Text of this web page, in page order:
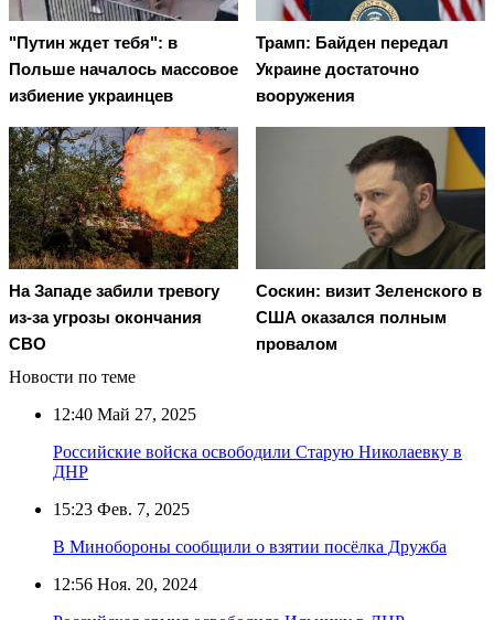
"Путин ждет тебя": в
Польше началось массовое
избиение украинцев
Трамп: Байден передал
Украине достаточно
вооружения
На Западе забили тревогу
из-за угрозы окончания
СВО
Соскин: визит Зеленского в
США оказался полным
провалом
Новости по теме
12:40 Май 27, 2025
Российские войска освободили Старую Николаевку в
ДНР
15:23 Фев. 7, 2025
В Минобороны сообщили о взятии посёлка Дружба
12:56 Ноя. 20, 2024